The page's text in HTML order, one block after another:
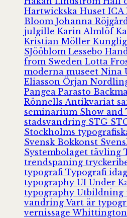
Hartwickska Huset ICA
Bloom Johanna
julgille Karin Almlöf
Kristian Möller
SJööblom Lessebo
from Sweden Lotta
moderna museet Nina
Eliasson Örjan
Pangea Parasto
Rönnells Antikvariat
seminarium Show and
stadsvandring STG
Stockholms
Svensk Bokkonst
Systembolaget tävling
trendspaning
typografi Typografi idag
typography UI Under
typography Utbildning
vandring Vart är
vernissage Whittington